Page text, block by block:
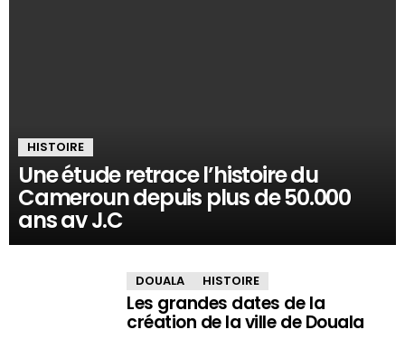
HISTOIRE
Une étude retrace l’histoire du
Cameroun depuis plus de 50.000
ans av J.C
DOUALA HISTOIRE
Les grandes dates de la
création de la ville de Douala